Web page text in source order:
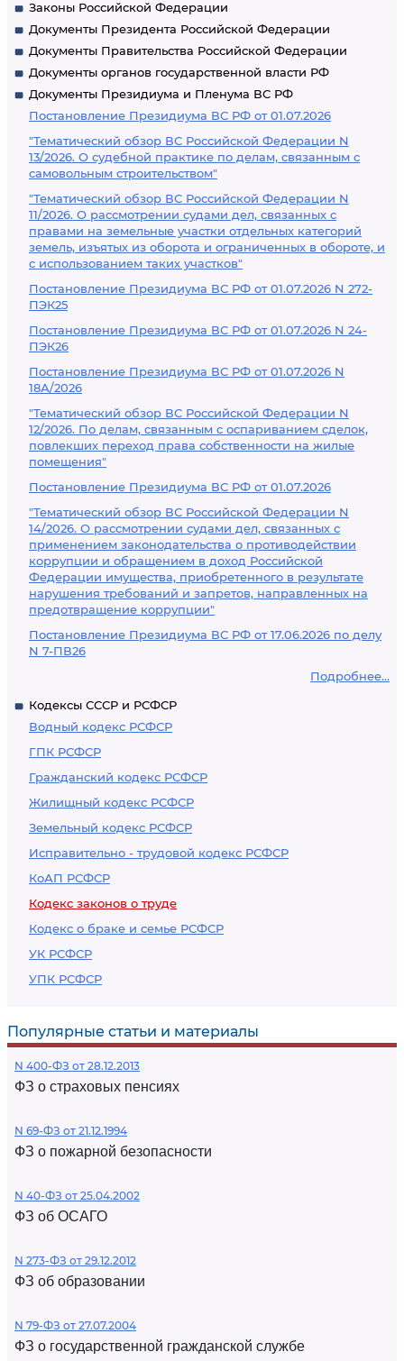
Законы Российской Федерации
Документы Президента Российской Федерации
Документы Правительства Российской Федерации
Документы органов государственной власти РФ
Документы Президиума и Пленума ВС РФ
Постановление Президиума ВС РФ от 01.07.2026
"Тематический обзор ВС Российской Федерации N
13/2026. О судебной практике по делам, связанным с
самовольным строительством"
"Тематический обзор ВС Российской Федерации N
11/2026. О рассмотрении судами дел, связанных с
правами на земельные участки отдельных категорий
земель, изъятых из оборота и ограниченных в обороте, и
с использованием таких участков"
Постановление Президиума ВС РФ от 01.07.2026 N 272-
ПЭК25
Постановление Президиума ВС РФ от 01.07.2026 N 24-
ПЭК26
Постановление Президиума ВС РФ от 01.07.2026 N
18А/2026
"Тематический обзор ВС Российской Федерации N
12/2026. По делам, связанным с оспариванием сделок,
повлекших переход права собственности на жилые
помещения"
Постановление Президиума ВС РФ от 01.07.2026
"Тематический обзор ВС Российской Федерации N
14/2026. О рассмотрении судами дел, связанных с
применением законодательства о противодействии
коррупции и обращением в доход Российской
Федерации имущества, приобретенного в результате
нарушения требований и запретов, направленных на
предотвращение коррупции"
Постановление Президиума ВС РФ от 17.06.2026 по делу
N 7-ПВ26
Подробнее...
Кодексы СССР и РСФСР
Водный кодекс РСФСР
ГПК РСФСР
Гражданский кодекс РСФСР
Жилищный кодекс РСФСР
Земельный кодекс РСФСР
Исправительно - трудовой кодекс РСФСР
КоАП РСФСР
Кодекс законов о труде
Кодекс о браке и семье РСФСР
УК РСФСР
УПК РСФСР
Популярные статьи и материалы
N 400-ФЗ от 28.12.2013
ФЗ о страховых пенсиях
N 69-ФЗ от 21.12.1994
ФЗ о пожарной безопасности
N 40-ФЗ от 25.04.2002
ФЗ об ОСАГО
N 273-ФЗ от 29.12.2012
ФЗ об образовании
N 79-ФЗ от 27.07.2004
ФЗ о государственной гражданской службе